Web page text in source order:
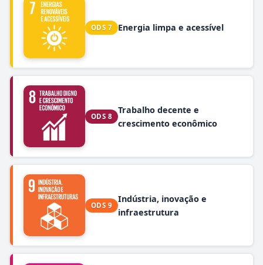
ODS 7 Energia limpa e acessível
ODS 8
Trabalho decente e
crescimento econômico
ODS 9
Indústria, inovação e
infraestrutura